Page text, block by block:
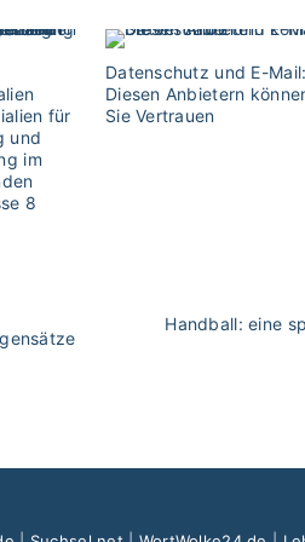
für
und
im
8
Datenschutz und E-Mail:
Diesen Anbietern
Sie Vertrauen
Handball: eine